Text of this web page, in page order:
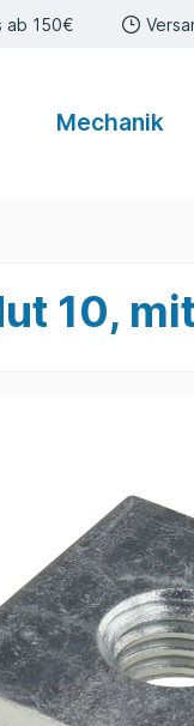
ab 150€
Mechanik
10,